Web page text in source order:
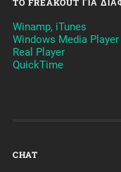
Winamp, iTunes
Windows Media Player
Real Player
QuickTime
CHAT